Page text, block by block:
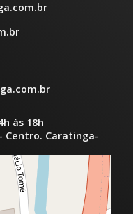
às 18h
Centro. Caratinga-